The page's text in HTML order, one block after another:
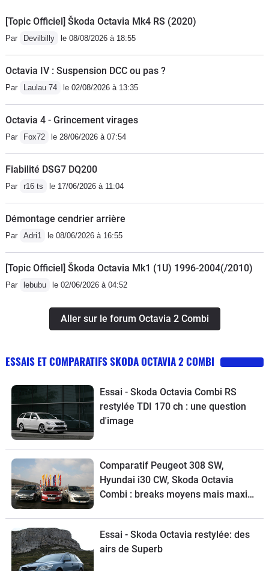
[Topic Officiel] Škoda Octavia Mk4 RS (2020)
Par Devilbilly le 08/08/2026 à 18:55
Octavia IV : Suspension DCC ou pas ?
Par Laulau 74 le 02/08/2026 à 13:35
Octavia 4 - Grincement virages
Par Fox72 le 28/06/2026 à 07:54
Fiabilité DSG7 DQ200
Par r16 ts le 17/06/2026 à 11:04
Démontage cendrier arrière
Par Adri1 le 08/06/2026 à 16:55
[Topic Officiel] Škoda Octavia Mk1 (1U) 1996-2004(/2010)
Par lebubu le 02/06/2026 à 04:52
Aller sur le forum Octavia 2 Combi
ESSAIS ET COMPARATIFS SKODA OCTAVIA 2 COMBI
Essai - Skoda Octavia Combi RS
restylée TDI 170 ch : une question
d'image
Comparatif Peugeot 308 SW,
Hyundai i30 CW, Skoda Octavia
Combi : breaks moyens mais maxi
Essai - Skoda Octavia restylée: des
airs de Superb